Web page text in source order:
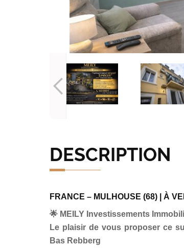
DESCRIPTION
FRANCE – MULHOUSE (68) | À
🌟 MEILY Investissements
Le plaisir de vous proposer ce
Bas Rebberg